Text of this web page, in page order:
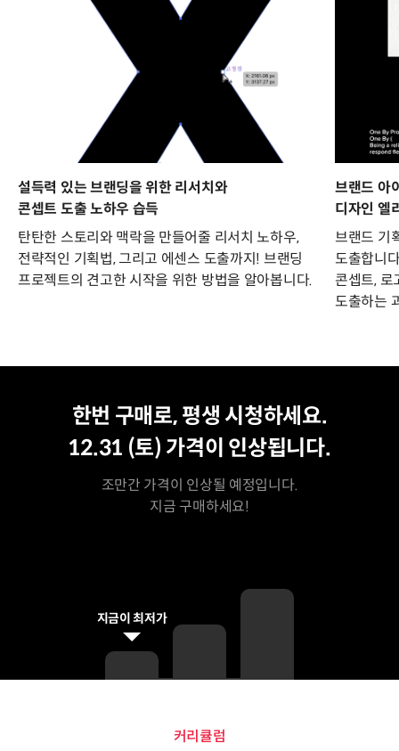
설득력 있는 브랜딩을 위한 리서치와
콘셉트 도출 노하우 습득
탄탄한 스토리와 맥락을 만들어줄 리서치 노하우,
전략적인 기획법, 그리고 에센스 도출까지! 브랜딩
프로젝트의 견고한 시작을 위한 방법을 알아봅니다.
브랜드 아
디자인 엘
브랜드 기
도출합니
콘셉트, 로
도출하는
한번 구매로, 평생 시청하세요.
12.31 (토) 가격이 인상됩니다.
조만간 가격이 인상될 예정입니다.
지금 구매하세요!
지금이 최저가
커리큘럼